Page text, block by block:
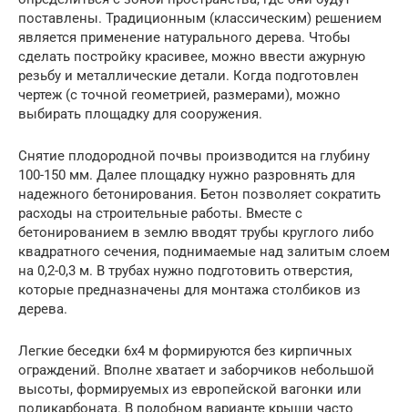
поставлены. Традиционным (классическим) решением
является применение натурального дерева. Чтобы
сделать постройку красивее, можно ввести ажурную
резьбу и металлические детали. Когда подготовлен
чертеж (с точной геометрией, размерами), можно
выбирать площадку для сооружения.
Снятие плодородной почвы производится на глубину
100-150 мм. Далее площадку нужно разровнять для
надежного бетонирования. Бетон позволяет сократить
расходы на строительные работы. Вместе с
бетонированием в землю вводят трубы круглого либо
квадратного сечения, поднимаемые над залитым слоем
на 0,2-0,3 м. В трубах нужно подготовить отверстия,
которые предназначены для монтажа столбиков из
дерева.
Легкие беседки 6х4 м формируются без кирпичных
ограждений. Вполне хватает и заборчиков небольшой
высоты, формируемых из европейской вагонки или
поликарбоната. В подобном варианте крыши часто